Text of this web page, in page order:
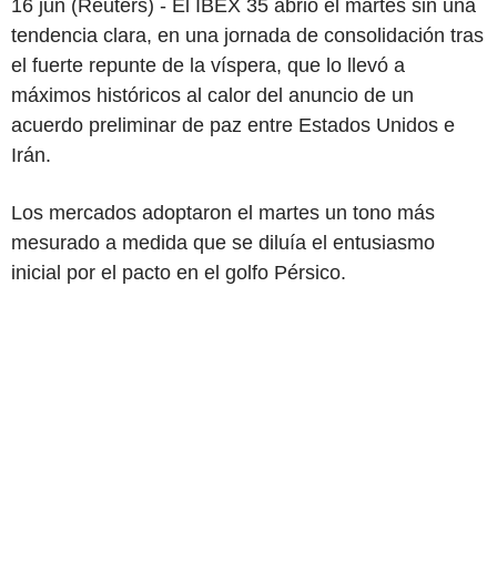
16 jun (Reuters) - El IBEX 35 abrió el martes sin una
tendencia clara, en una jornada de consolidación tras
el fuerte repunte de la víspera, que lo llevó a
máximos históricos al calor del anuncio de un
acuerdo preliminar de paz entre Estados Unidos e
Irán.
Los mercados adoptaron el martes un tono más
mesurado a medida que se diluía el entusiasmo
inicial por el pacto en el golfo Pérsico.